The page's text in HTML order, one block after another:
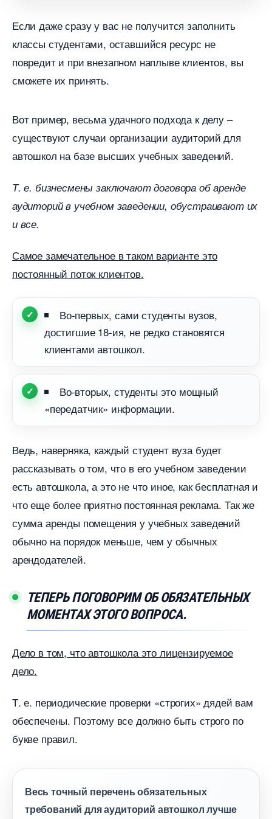
Если даже сразу у вас не получится заполнить
классы студентами, оставшийся ресурс не
повредит и при внезапном наплыве клиентов, вы
сможете их принять.
от пример, весьма удачного подхода к делу –
существуют случаи организации аудиторий для
автошкол на базе высших учебных заведений.
Т. е. бизнесмены заключают договора об аренде
аудиторий в учебном заведении, обустраивают их
и все.
Самое замечательное в таком варианте это
постоянный поток клиентов.
о-первых, сами студенты вузов,
достигшие 18-ия, не редко становятся
клиентами автошкол.
о-вторых, студенты это мощный
«передатчик» информации.
едь, наверняка, каждый студент вуза будет
рассказывать о том, что в его учебном заведении
есть автошкола, а это не что иное, как бесплатная и
что еще более приятно постоянная реклама. Так же
сумма аренды помещения у учебных заведений
обычно на порядок меньше, чем у обычных
арендодателей.
ТЕПЕРЬ ПОГОВОРИМ ОБ ОБЯЗАТЕЛЬНЫХ
МОМЕНТАХ ЭТОГО ВОПРОСА.
Дело в том, что автошкола это лицензируемое
дело.
Т. е. периодические проверки «строгих» дядей вам
обеспечены. Поэтому все должно быть строго по
укве правил.
есь точный перечень обязательных
требований для аудиторий автошкол лучше